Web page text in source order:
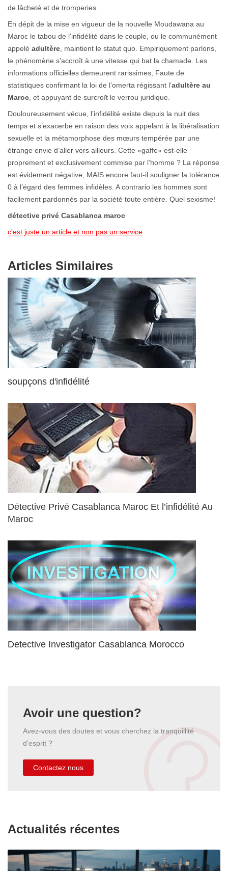
de lâcheté et de tromperies.
En dépit de la mise en vigueur de la nouvelle Moudawana au
Maroc le tabou de l’infidélité dans le couple, ou le communément
appelé adultère , maintient le statut quo. Empiriquement parlons,
le phénomène s’accroît à une vitesse qui bat la chamade. Les
informations officielles demeurent rarissimes, Faute de
statistiques confirmant la loi de l’omerta régissant l’adultère au
Maroc , et appuyant de surcroît le verrou juridique.
Douloureusement vécue, l’infidélité existe depuis la nuit des
temps et s’exacerbe en raison des voix appelant à la libéralisation
sexuelle et la métamorphose des mœurs tempérée par une
étrange envie d’aller vers ailleurs. Cette «gaffe» est-elle
proprement et exclusivement commise par l’homme ? La réponse
est évidement négative, MAIS encore faut-il souligner la tolérance
0 à l’égard des femmes infidèles. A contrario les hommes sont
facilement pardonnés par la société toute entière. Quel sexisme!
détective privé Casablanca maroc
c'est juste un article et non pas un service
Articles Similaires
soupçons d'infidélité
Détective Privé Casablanca Maroc Et l’infidélité Au
Maroc
Detective Investigator Casablanca Morocco
Avoir une question?
Avez-vous des doutes et vous cherchez la tranquillité
d'esprit ?
Contactez nous
Actualités récentes